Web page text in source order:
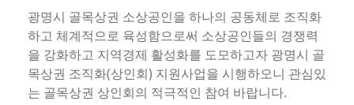
광명시 골목상권 소상공인을 하나의 공동체로 조직화
하고 체계적으로 육성함으로써 소상공인들의 경쟁력
을 강화하고 지역경제 활성화를 도모하고자 광명시 골
목상권 조직화(상인회) 지원사업을 시행하오니 관심있
는 골목상권 상인회의 적극적인 참여 바랍니다.